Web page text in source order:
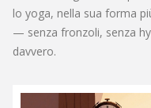
lo yoga, nella sua forma
— senza fronzoli, senza
davvero.